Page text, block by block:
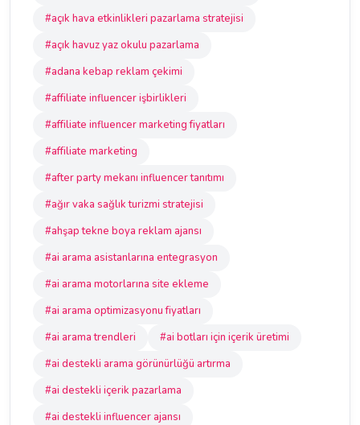
#açık hava etkinlikleri pazarlama stratejisi
#açık havuz yaz okulu pazarlama
#adana kebap reklam çekimi
#affiliate influencer işbirlikleri
#affiliate influencer marketing fiyatları
#affiliate marketing
#after party mekanı influencer tanıtımı
#ağır vaka sağlık turizmi stratejisi
#ahşap tekne boya reklam ajansı
#ai arama asistanlarına entegrasyon
#ai arama motorlarına site ekleme
#ai arama optimizasyonu fiyatları
#ai arama trendleri
#ai botları için içerik üretimi
#ai destekli arama görünürlüğü artırma
#ai destekli içerik pazarlama
#ai destekli influencer ajansı